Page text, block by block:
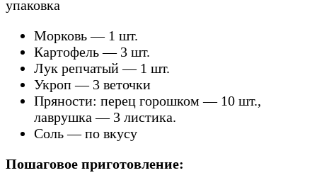
упаковка
Морковь — 1 шт.
Картофель — 3 шт.
Лук репчатый — 1 шт.
Укроп — 3 веточки
Пряности: перец горошком — 10 шт.,
лаврушка — 3 листика.
Соль — по вкусу
Пошаговое приготовление: